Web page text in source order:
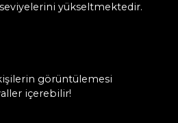
yükseltmektedir.
görüntülemesi
içerebilir!